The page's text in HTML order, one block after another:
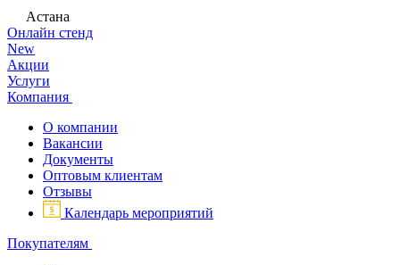
Астана
Онлайн стенд
New
Акции
Услуги
Компания
О компании
Вакансии
Документы
Оптовым клиентам
Отзывы
Календарь мероприятий
Покупателям